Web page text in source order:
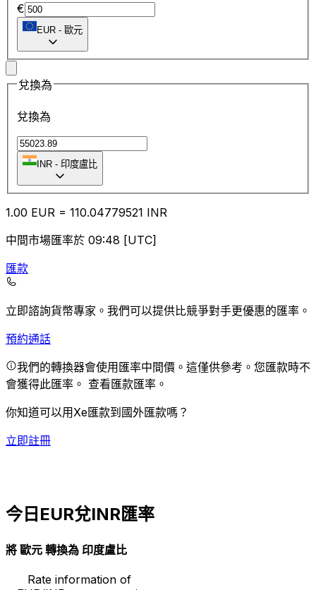
€
EUR - 歐元
兌換為
兌換為
INR - 印度盧比
1.00 EUR = 110.04779521 INR
中間市場匯率於 09:48 [UTC]
匯款
立即諮詢貨幣專家。 我們可以提供比競爭對手更優惠的匯率。
預約通話
我們的轉換器會使用匯率中間價。這僅供參考。您匯款時不
會獲得此匯率。 查看匯款匯率。
你知道可以用Xe匯款到國外匯款嗎？
立即註冊
今日EUR兌INR匯率
將 歐元 轉換為 印度盧比
Rate information of